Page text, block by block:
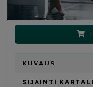
KUVAUS
SIJAINTI